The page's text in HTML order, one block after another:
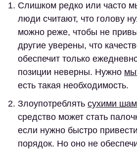
Слишком редко или часто
люди считают, что голову
можно реже, чтобы не
другие уверены, что
обеспечит только
позиции неверны. Нужно
есть такая необходимость.
Злоупотреблять сухими
средство может стать
если нужно быстро
порядок. Но оно не